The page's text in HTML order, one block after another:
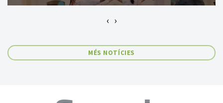
‹ ›
MÉS NOTÍCIES